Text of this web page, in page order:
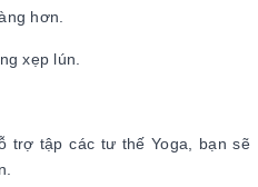
hơn.
xẹp lún.
trợ tập các tư thế Yoga, bạn sẽ